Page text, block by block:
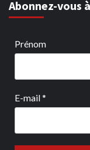
Abonnez-vous
Prénom
E-mail*